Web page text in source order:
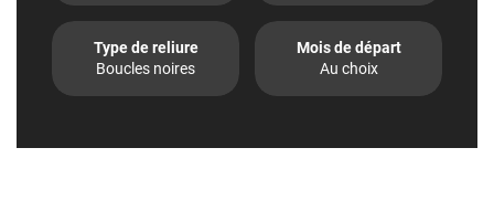
Type de reliure
Boucles noires
Mois de départ
Au choix